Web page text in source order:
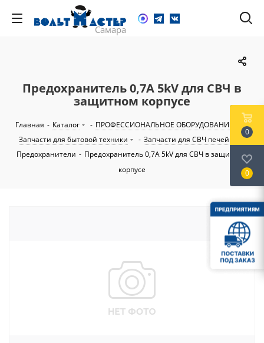
Предохранитель 0,7A 5kV для СВЧ в
защитном корпусе
Главная - Каталог - ПРОФЕССИОНАЛЬНОЕ ОБОРУДОВАНИЕ
-
Запчасти для бытовой техники
- Запчасти для СВЧ печей
Предохранители - Предохранитель 0,7A 5kV для СВЧ в защитном
корпусе
0
0